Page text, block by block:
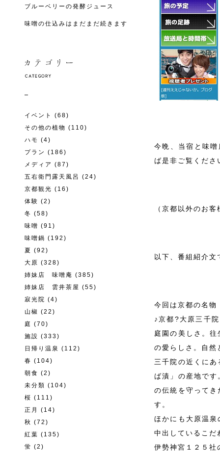
ブルーベリーの発酵ジュース
味噌の仕込みはまだまだ続きます
イベント
(68)
その他の植物 (110)
ハモ (4)
プラン (186)
メディア (87)
五右衛門露天風呂 (24)
京都観光 (16)
体験 (2)
冬 (58)
味噌 (91)
味噌鍋 (192)
夏 (92)
大原 (328)
姉妹店 味噌庵 (385)
姉妹店 雲井茶屋 (55)
寂光院 (4)
山椒 (22)
庭 (70)
施設 (333)
日帰り温泉 (112)
春 (104)
朝食 (2)
未分類 (104)
桜 (111)
正月
(14)
秋 (72)
紅葉 (135)
蛍 (2)
今晩、当宿と味
ば是非ご覧くださ
（京都以外のお
以下、番組紹介文
今回は京都の名物
♪京都?大原三千
庭園の美しさ。
の愛らしさ。自然
三千院の近くに
ば漬」の産地で
の伝統を守って
す。
ほかにも大原温
中出しているこだ
伊勢神宮１２５社